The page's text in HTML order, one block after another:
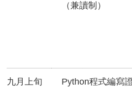
（兼讀制）
九月上旬 Python程式編寫